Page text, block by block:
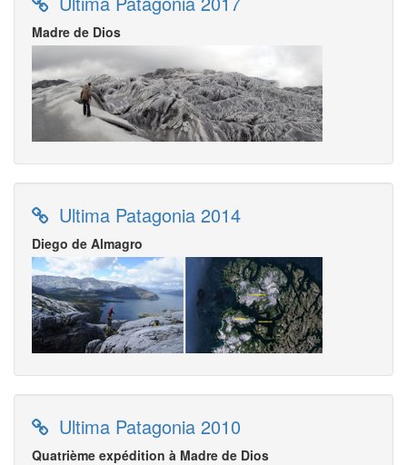
Madre de Dios
Ultima Patagonia 2014
Diego de Almagro
Ultima Patagonia 2010
Quatrième expédition à Madre de Dios